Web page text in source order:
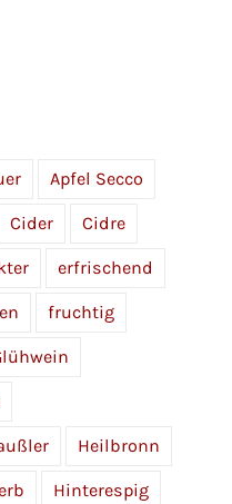
Apfel Secco
Cider Cidre
erfrischend
fruchtig
Heilbronn
Hinterespig